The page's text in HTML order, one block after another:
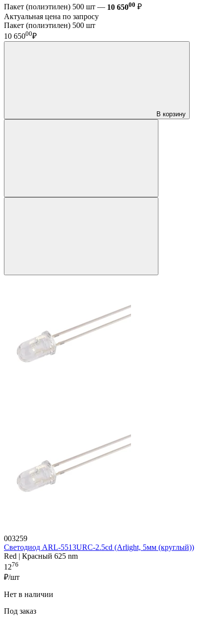
Пакет (полиэтилен) 500 шт — 10 65000 ₽
Актуальная цена по запросу
Пакет (полиэтилен) 500 шт
10 65000₽
В корзину
003259
Светодиод ARL-5513URC-2.5cd (Arlight, 5мм (круглый))
Red | Красный 625 nm
1276
₽/шт
Нет в наличии
Под заказ